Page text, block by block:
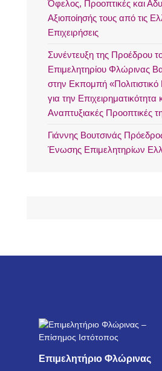
Όφελος, Προοπτικές και
Αξιοποίησής τους από τις
Επιχειρήσεις
Συνέντευξη της Προέδρου
Επιμελητηρίου Φλώρινας
στην Εκπομπή «Πολιτιστικό
για την Επιχειρηματικότητα
Αναπτυξιακές Προοπτικές
Γιάννης Βουτσινάς
Ένωσης Επιμελητηρίων
Επιμελητήριο Φλώρινας